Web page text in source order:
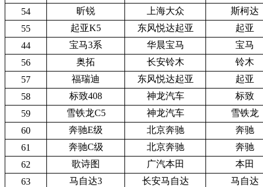
54
昕锐 上海大众
斯柯达
55
起亚K5 东风悦达起亚
起亚
44
宝马3系 华晨宝马
宝马
56
奥拓 长安铃木
铃木
57
福瑞迪 东风悦达起亚
起亚
58
标致408 神龙汽车
标致
59
雪铁龙C5 神龙汽车
雪铁龙
60
奔驰E级 北京奔驰
奔驰
61
奔驰C级 北京奔驰
奔驰
62
歌诗图 广汽本田
本田
63
马自达3 长安马自达
马自达